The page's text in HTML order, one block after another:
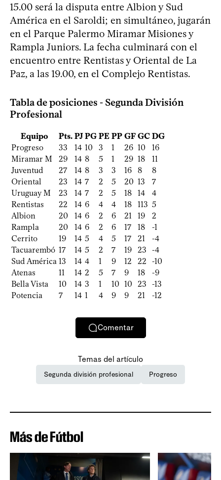
15.00 será la disputa entre Albion y Sud
América en el Saroldi; en simultáneo, jugarán
en el Parque Palermo Miramar Misiones y
Rampla Juniors. La fecha culminará con el
encuentro entre Rentistas y Oriental de La
Paz, a las 19.00, en el Complejo Rentistas.
Tabla de posiciones - Segunda División
Profesional
Equipo Pts. PJ PG PE PP GF GC DG
Progreso
33 14 10 3 1 26 10
16
Miramar M
29 14 8 5 1 29 18
11
Juventud
27 14 8 3 3 16 8
8
Oriental
23 14 7 2 5 20 13
7
Uruguay M
23 14 7 2 5 18 14
4
Rentistas
22 14 6 4 4 18 113 5
Albion
20 14 6 2 6 21 19
2
Rampla
20 14 6 2 6 17 18
-1
Cerrito
19 14 5 4 5 17 21
-4
Tacuarembó 17 14 5 2 7 19 23
-4
Sud América 13 14 4 1 9 12 22
-10
Atenas
11 14 2 5 7 9 18
-9
Bella Vista
10 14 3 1 10 10 23
-13
Potencia
7 14 1 4 9 9 21 -12
Comentar
Temas del artículo
Segunda división profesional Progreso
Más de Fútbol